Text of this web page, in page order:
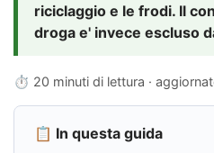
riciclaggio e le frodi. Il
droga e' invece escluso
⏱ 20 minuti di lettura ·
📋 In questa guida